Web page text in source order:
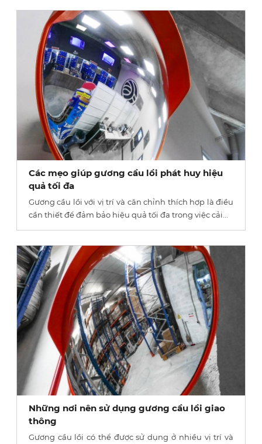
Các mẹo giúp gương cầu lồi phát huy hiệu
quả tối đa
Gương cầu lồi với vị trí và căn chỉnh thích hợp là điều
cần thiết để đảm bảo hiệu quả tối đa trong việc cải...
Những nơi nên sử dụng gương cầu lồi giao
thông
Gương cầu lồi có thể được sử dụng ở nhiều vị trí và